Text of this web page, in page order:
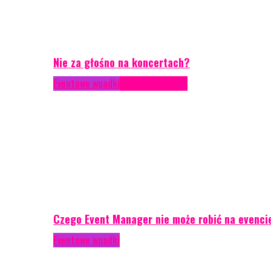
Nie za głośno na koncertach?
Eventowe wpadki
Czego Event Manager nie może robić na
Eventowe wpadki